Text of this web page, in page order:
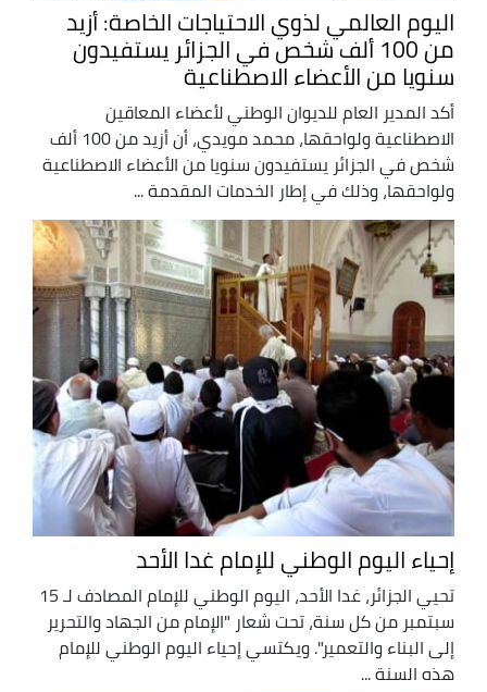
اليوم العالمي لذوي الاحتياجات الخاصة: أزيد
من 100 ألف شخص في الجزائر يستفيدون
سنويا من الأعضاء الاصطناعية
أكد المدير العام للديوان الوطني لأعضاء المعاقين
الاصطناعية ولواحقها، محمد مويدي، أن أزيد من 100 ألف
شخص في الجزائر يستفيدون سنويا من الأعضاء الاصطناعية
ولواحقها، وذلك في إطار الخدمات المقدمة ...
إحياء اليوم الوطني للإمام غدا الأحد
تحيي الجزائر، غدا الأحد، اليوم الوطني للإمام المصادف لـ 15
سبتمبر من كل سنة، تحت شعار "الإمام من الجهاد والتحرير
إلى البناء والتعمير". ويكتسي إحياء اليوم الوطني للإمام
هذه السنة ...